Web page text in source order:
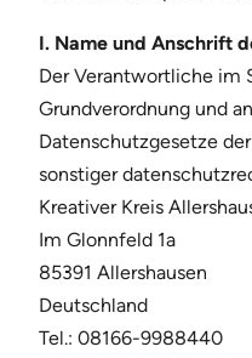
I. Name und Anschrift
Der Verantwortliche im
Grundverordnung und
Datenschutzgesetze
sonstiger
Kreativer Kreis
Im Glonnfeld 1a
85391 Allershausen
Deutschland
Tel.: 08166-9988440